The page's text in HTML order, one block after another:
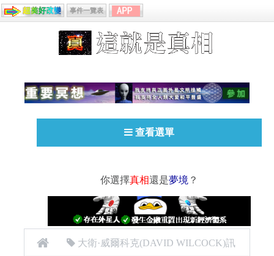
事件一覽表
查看選單
你選擇真相還是夢境 ？
大衛·威爾科克(DAVID WILCOCK)訊